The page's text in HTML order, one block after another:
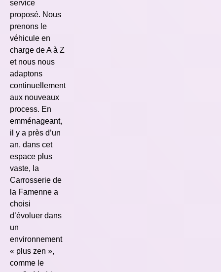
service
proposé. Nous
prenons le
véhicule en
charge de A à Z
et nous nous
adaptons
continuellement
aux nouveaux
process. En
emménageant,
il y a près d’un
an, dans cet
espace plus
vaste, la
Carrosserie de
la Famenne a
choisi
d’évoluer dans
un
environnement
« plus zen »,
comme le